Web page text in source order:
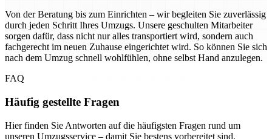
Von der Beratung bis zum Einrichten – wir begleiten Sie zuverlässig
durch jeden Schritt Ihres Umzugs. Unsere geschulten Mitarbeiter
sorgen dafür, dass nicht nur alles transportiert wird, sondern auch
fachgerecht im neuen Zuhause eingerichtet wird. So können Sie sich
nach dem Umzug schnell wohlfühlen, ohne selbst Hand anzulegen.
FAQ
Häufig gestellte Fragen
Hier finden Sie Antworten auf die häufigsten Fragen rund um
unseren Umzugsservice – damit Sie bestens vorbereitet sind.